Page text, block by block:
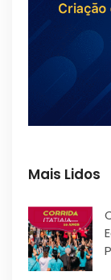
Mais Lidos